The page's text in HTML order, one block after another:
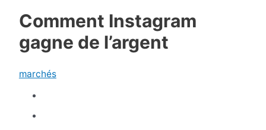
Comment Instagram
gagne de l’argent
marchés